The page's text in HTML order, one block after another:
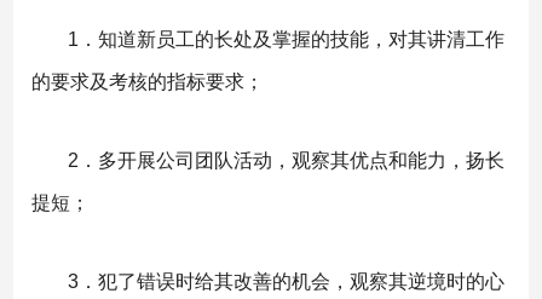
1．知道新员工的长处及掌握的技能，对其讲清工作
的要求及考核的指标要求；
2．多开展公司团队活动，观察其优点和能力，扬长
提短；
3．犯了错误时给其改善的机会，观察其逆境时的心